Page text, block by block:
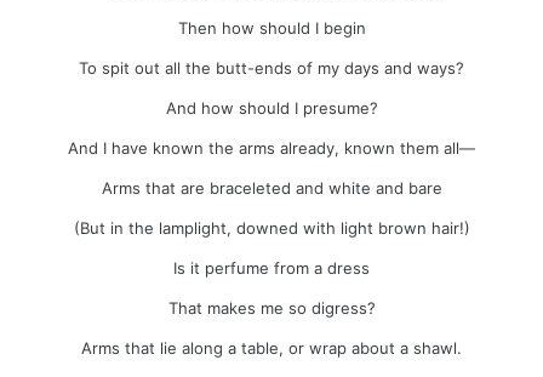
Then how should I begin
To spit out all the butt-ends of my days and ways?
And how should I presume?
And I have known the arms already, known them all—
Arms that are braceleted and white and bare
(But in the lamplight, downed with light brown hair!)
Is it perfume from a dress
That makes me so digress?
Arms that lie along a table, or wrap about a shawl.